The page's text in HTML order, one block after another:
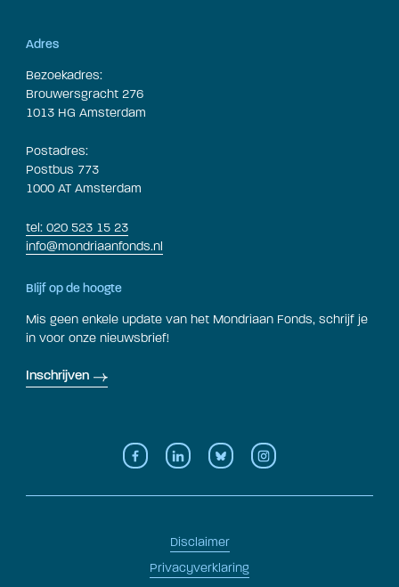
Adres
Bezoekadres:
Brouwersgracht 276
1013 HG Amsterdam
Postadres:
Postbus 773
1000 AT Amsterdam
tel: 020 523 15 23
info@mondriaanfonds.nl
Blijf op de hoogte
Mis geen enkele update van het Mondriaan Fonds, schrijf je
in voor onze nieuwsbrief!
Inschrijven
Disclaimer
Privacyverklaring